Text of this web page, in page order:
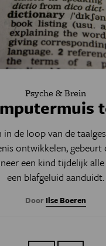
Psyche & Brein
de loop van de
ontwikkelen, gebeurt
een kind tijdelijk
een blafgeluid aanduidt.
Door Ilse Boeren